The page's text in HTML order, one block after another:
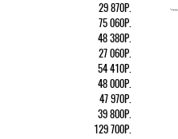
29 870Р.
75 060Р.
48 380Р.
27 060Р.
54 410Р.
48 000Р.
47 970Р.
39 800Р.
129 700Р.